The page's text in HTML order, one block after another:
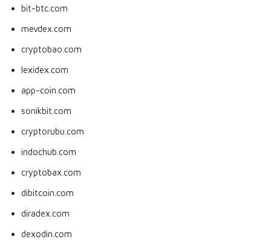
bit-btc.com
mevdex.com
cryptobao.com
lexidex.com
app-coin.com
sonikbit.com
cryptorubu.com
indochub.com
cryptobax.com
dibitcoin.com
diradex.com
dexodin.com